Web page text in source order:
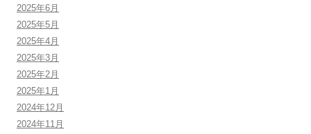
2025年6月
2025年5月
2025年4月
2025年3月
2025年2月
2025年1月
2024年12月
2024年11月